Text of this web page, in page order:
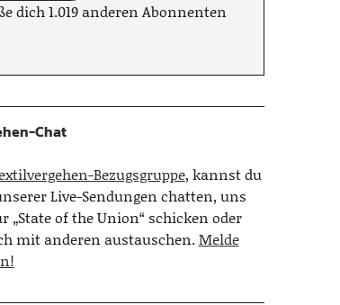
dich 1.019 anderen Abonnenten
Chat
Bezugsgruppe, kannst du
Live-Sendungen chatten, uns
„State of the Union“ schicken oder
mit anderen austauschen.Melde